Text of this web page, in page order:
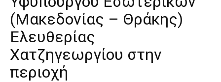
(Μακεδονίας – Θράκης)
Ελευθερίας
Χατζηγεωργίου στην
περιοχή